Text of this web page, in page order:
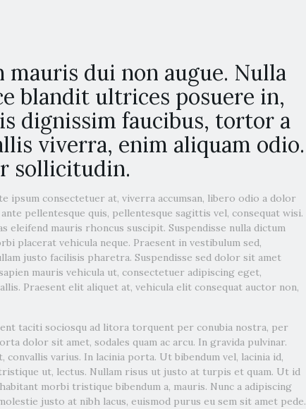
mauris dui non augue. Nulla
blandit ultrices posuere in,
dignissim faucibus, tortor a
viverra, enim aliquam odio.
sollicitudin.
ipsum consectetuer at, viverra accumsan, libero odio a dolor
pellentesque quis, pellentesque sagittis vel, consequat wisi.
eleifend mauris rhoncus suscipit. Suspendisse nulla dictum
placerat vehicula neque. Praesent in vestibulum sed,
justo facilisis pharetra. Suspendisse sed dolor sit amet
mauris vehicula ut, consectetuer adipiscing eget,
Praesent elit aliquet at, vehicula elit consequat auctor non,
taciti sociosqu ad litora torquent per conubia nostra, per
dolor sit amet, sodales quam ac arcu. In gravida pulvinar.
varius. In lacinia porta. Ut bibendum vel, lacinia id,
ut, lectus. Nullam risus ut justo at turpis et quam. Ut id
morbi tristique bibendum a, mauris. Nunc a adipiscing
justo at nibh lacus, euismod purus eu sem sit amet pede.